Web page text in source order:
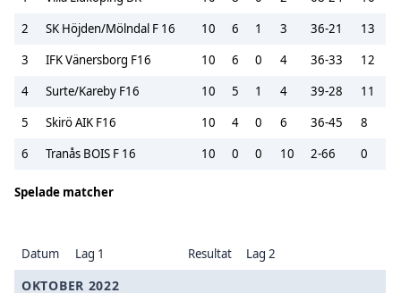
2
SK Höjden/Mölndal F 16 10 6 1 3 36-21
13
3
IFK Vänersborg F16 10 6 0 4 36-33
12
4
Surte/Kareby F16 10 5 1 4 39-28
11
5
Skirö AIK F16 10 4 0 6 36-45
8
6
Tranås BOIS F 16 10 0 0 10 2-66 0
Spelade matcher
Datum Lag 1 Resultat Lag 2
OKTOBER 2022